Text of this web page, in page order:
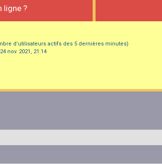
ligne ?
d’utilisateurs actifs des 5 dernières minutes)
nov. 2021, 21:14